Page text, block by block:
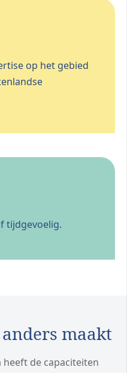
op het gebied
tijdgevoelig.
maakt
de capaciteiten